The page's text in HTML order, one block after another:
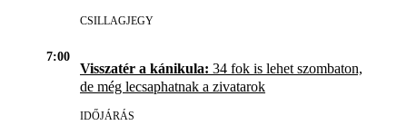
CSILLAGJEGY
7:00
Visszatér a kánikula: 34 fok is lehet szombaton,
de még lecsaphatnak a zivatarok
IDŐJÁRÁS